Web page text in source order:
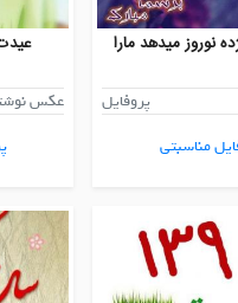
نوروز میدهد مارا
پروفایل
مناسبتی
عکس